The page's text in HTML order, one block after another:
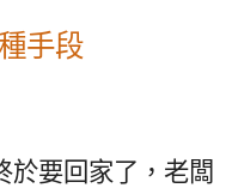
手段
於要回家了，老闆